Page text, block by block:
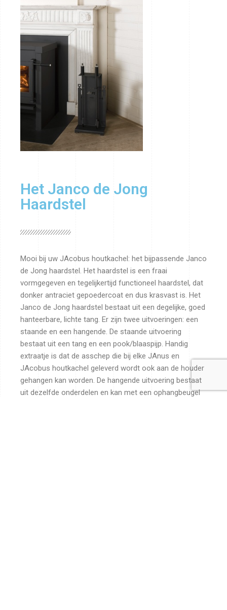
Het Janco de Jong
Haardstel
Mooi bij uw JAcobus houtkachel: het bijpassende Janco
de Jong haardstel. Het haardstel is een fraai
vormgegeven en tegelijkertijd functioneel haardstel, dat
donker antraciet gepoedercoat en dus krasvast is. Het
Janco de Jong haardstel bestaat uit een degelijke, goed
hanteerbare, lichte tang. Er zijn twee uitvoeringen: een
staande en een hangende. De staande uitvoering
bestaat uit een tang en een pook/blaaspijp. Handig
extraatje is dat de asschep die bij elke JAnus en
JAcobus houtkachel geleverd wordt ook aan de houder
gehangen kan worden. De hangende uitvoering bestaat
uit dezelfde onderdelen en kan met een ophangbeugel